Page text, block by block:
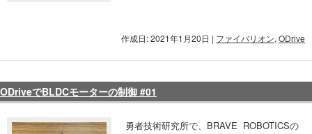
作成日: 2021年1月20日 | ファイバリオン, ODrive
ODriveでBLDCモーターの制御 #01
勇者技術研究所で、BRAVE ROBOTICSの